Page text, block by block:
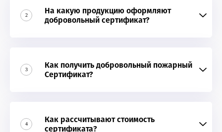
2
На какую продукцию оформляют
добровольный сертификат?
3
Как получить добровольный пожарный
Сертификат?
4
Как рассчитывают стоимость
сертификата?